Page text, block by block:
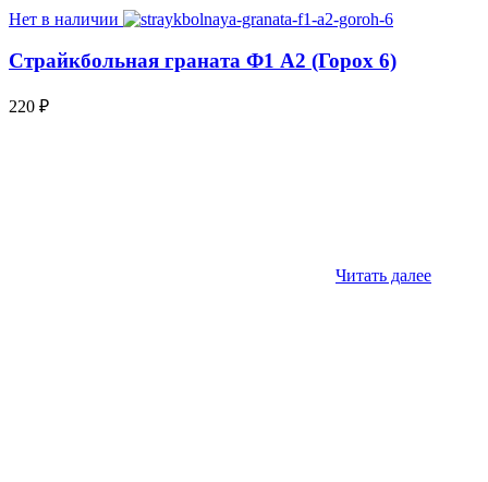
Нет в наличии
Страйкбольная граната Ф1 А2 (Горох 6)
220 ₽
Читать далее